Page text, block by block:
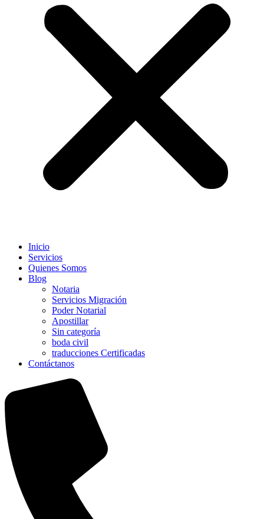
Inicio
Servicios
Quienes Somos
Blog
Notaria
Servicios Migración
Poder Notarial
Apostillar
Sin categoría
boda civil
traducciones Certificadas
Contáctanos